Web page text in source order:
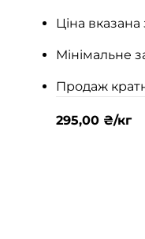
Ціна вказана
Мінімальне
Продаж
295,00 ₴/кг